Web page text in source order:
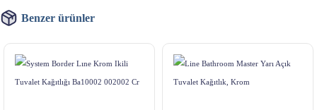
Benzer ürünler